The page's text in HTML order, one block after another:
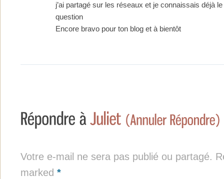
j’ai partagé sur les réseaux et je connaissais déjà
question
Encore bravo pour ton blog et à bientôt
Votre e-mail ne sera pas publié ou partagé.
marked *